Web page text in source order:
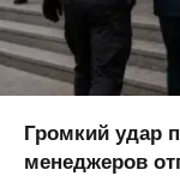
Громкий удар
менеджеров